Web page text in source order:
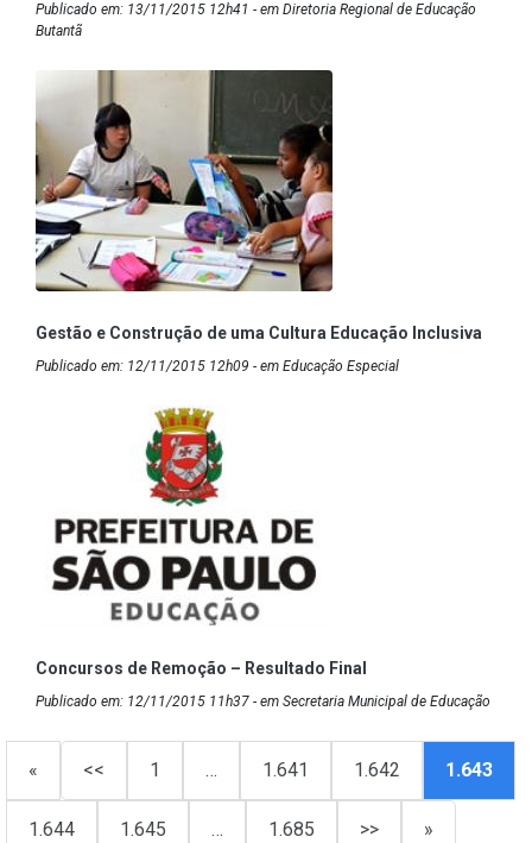
Publicado em: 13/11/2015 12h41 - em Diretoria Regional de Educação
Butantã
Gestão e Construção de uma Cultura Educação Inclusiva
Publicado em: 12/11/2015 12h09 - em Educação Especial
Concursos de Remoção – Resultado Final
Publicado em: 12/11/2015 11h37 - em Secretaria Municipal de Educação
« << 1 … 1.641 1.642 1.643
1.644 1.645 … 1.685 >> »